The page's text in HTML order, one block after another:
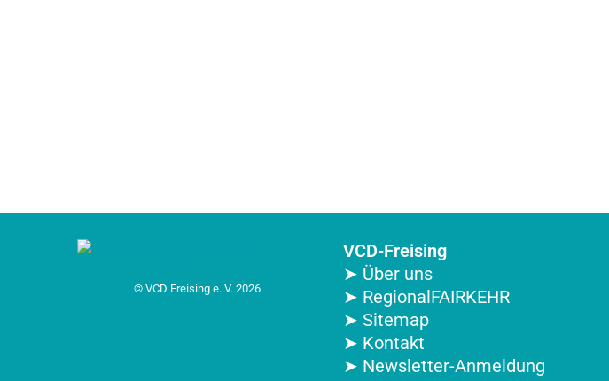
© VCD Freising e. V. 2026
VCD-Freising
➤ Über uns
➤ RegionalFAIRKEHR
➤ Sitemap
➤ Kontakt
➤ Newsletter-Anmeldung